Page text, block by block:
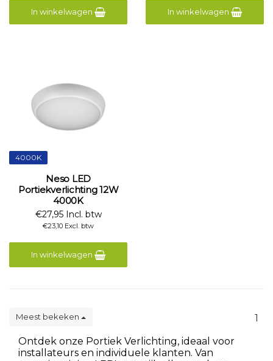
In winkelwagen In winkelwagen
4000K
Neso LED
Portiekverlichting 12W
4000K
€27,95 Incl. btw
€23,10 Excl. btw
In winkelwagen
Meest bekeken
1
Ontdek onze Portiek Verlichting, ideaal voor
installateurs en individuele klanten. Van